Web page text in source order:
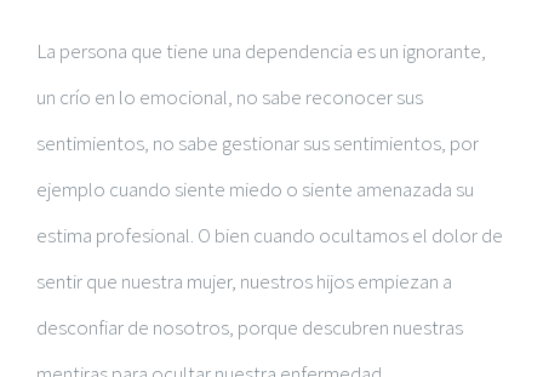
La persona que tiene una dependencia es un ignorante,
un crío en lo emocional, no sabe reconocer sus
sentimientos, no sabe gestionar sus sentimientos, por
ejemplo cuando siente miedo o siente amenazada su
estima profesional. O bien cuando ocultamos el dolor de
sentir que nuestra mujer, nuestros hijos empiezan a
desconfiar de nosotros, porque descubren nuestras